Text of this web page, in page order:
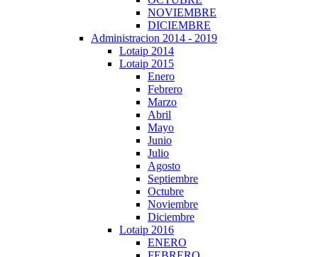
NOVIEMBRE
DICIEMBRE
Administracion 2014 - 2019
Lotaip 2014
Lotaip 2015
Enero
Febrero
Marzo
Abril
Mayo
Junio
Julio
Agosto
Septiembre
Octubre
Noviembre
Diciembre
Lotaip 2016
ENERO